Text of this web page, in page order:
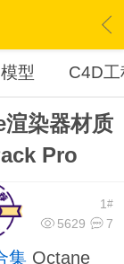
型 C4D工
染器材质
Pro
1#
5629
7
集 Octane